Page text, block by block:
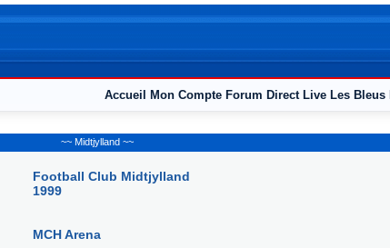
Accueil Mon Compte Forum Direct Live Les Bleus
~~ Midtjylland ~~
Football Club Midtjylland
1999
MCH Arena